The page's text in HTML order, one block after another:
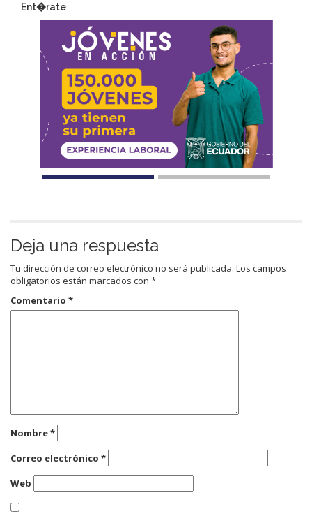
Ent�rate
Deja una respuesta
Tu dirección de correo electrónico no será publicada. Los campos
obligatorios están marcados con *
Comentario *
Nombre*
Correo electrónico *
Web